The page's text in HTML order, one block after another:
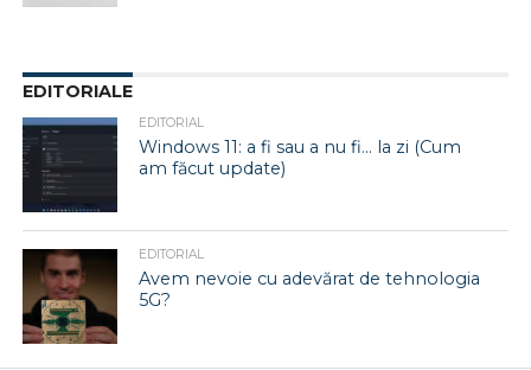
EDITORIALE
EDITORIAL
Windows 11: a fi sau a nu fi… la zi (Cum
am făcut update)
EDITORIAL
Avem nevoie cu adevărat de tehnologia
5G?